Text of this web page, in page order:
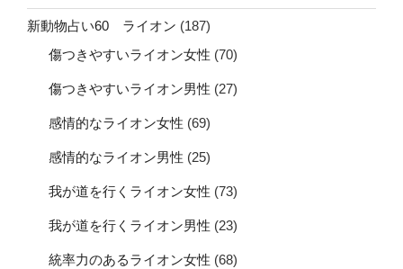
新動物占い60 ライオン (187)
傷つきやすいライオン女性 (70)
傷つきやすいライオン男性 (27)
感情的なライオン女性 (69)
感情的なライオン男性 (25)
我が道を行くライオン女性 (73)
我が道を行くライオン男性 (23)
統率力のあるライオン女性 (68)